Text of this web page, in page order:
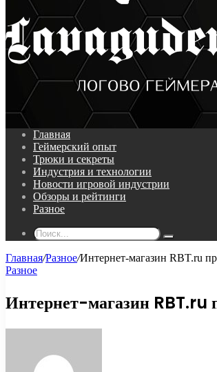
Главная
Геймерский опыт
Трюки и секреты
Индустрия и технологии
Новости игровой индустрии
Обзоры и рейтинги
Разное
Поиск...
Главная/Разное/Интернет-магазин RBT.ru
Разное
Интернет-магазин RBT.ru